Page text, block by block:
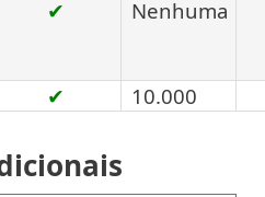
✔ Nenhuma
✔ 10.000